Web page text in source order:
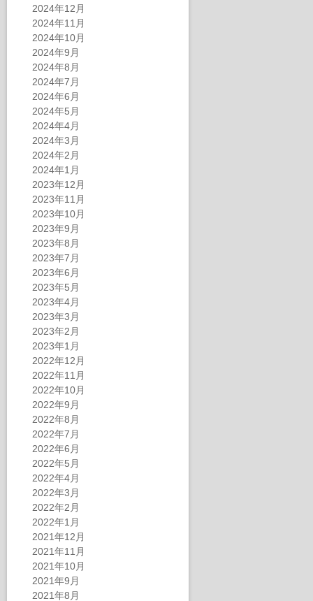
2024年12月
2024年11月
2024年10月
2024年9月
2024年8月
2024年7月
2024年6月
2024年5月
2024年4月
2024年3月
2024年2月
2024年1月
2023年12月
2023年11月
2023年10月
2023年9月
2023年8月
2023年7月
2023年6月
2023年5月
2023年4月
2023年3月
2023年2月
2023年1月
2022年12月
2022年11月
2022年10月
2022年9月
2022年8月
2022年7月
2022年6月
2022年5月
2022年4月
2022年3月
2022年2月
2022年1月
2021年12月
2021年11月
2021年10月
2021年9月
2021年8月